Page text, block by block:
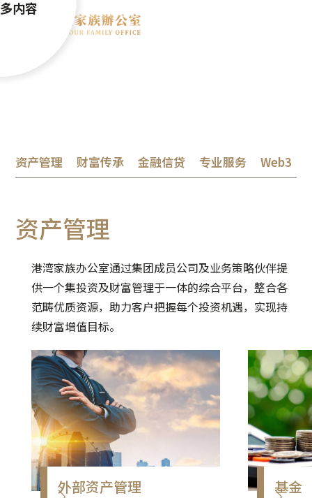
内容
资产管理 财富传承 金融信贷 专业服务 Web3
资产管理
港湾家族办公室通过集团成员公司及业务策略伙伴提
供一个集投资及财富管理于一体的综合平台，整合各
范畴优质资源，助力客户把握每个投资机遇，实现持
续财富增值目标。
外部资产管理 基金